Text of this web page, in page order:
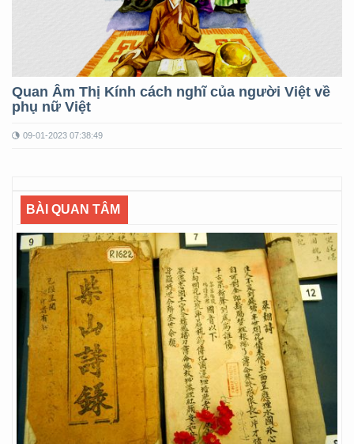
Quan Âm Thị Kính cách nghĩ của người Việt về
phụ nữ Việt
09-01-2023 07:38:49
BÀI QUAN TÂM